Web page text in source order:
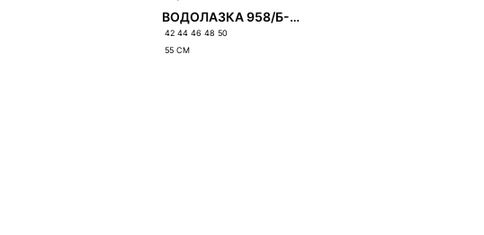
ВОДОЛАЗКА 958/Б-958
42 44 46 48 50
55СМ